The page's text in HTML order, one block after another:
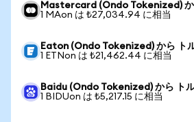
Mastercard (Ondo Tokenized) か
1 MAon は ₺27,034.94 に相当
Eaton (Ondo Tokenized) から ト
1 ETNon は ₺21,462.44 に相当
Baidu (Ondo Tokenized) から ト
1 BIDUon は ₺5,217.15 に相当